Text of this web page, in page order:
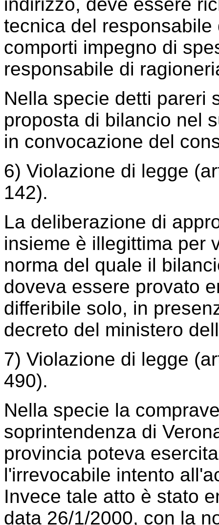
tecnica del
comporti impegno di
responsabile di
Nella specie detti pareri
proposta di bilancio nel
in convocazione del
6) Violazione di legge
142).
La deliberazione di
insieme è illegittima per
norma del quale il
doveva essere provato
differibile solo, in
decreto del ministero
7) Violazione di legge
490).
Nella specie la
soprintendenza di
provincia poteva
l'irrevocabile intento
Invece tale atto è stato
data 26/1/2000, con la